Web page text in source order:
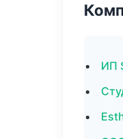
ИП